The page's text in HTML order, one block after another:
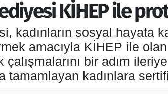
KİHEP ile
kadınların sosyal hayata
amacıyla KİHEP ile
çalışmalarını bir adım
tamamlayan kadınlara